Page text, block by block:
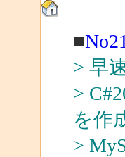
■
> 早
>
を作
>